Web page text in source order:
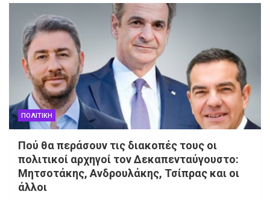
ΠΟΛΙΤΙΚΗ
Πού θα περάσουν τις διακοπές τους οι
πολιτικοί αρχηγοί τον Δεκαπενταύγουστο:
Μητσοτάκης, Ανδρουλάκης, Τσίπρας και οι
άλλοι